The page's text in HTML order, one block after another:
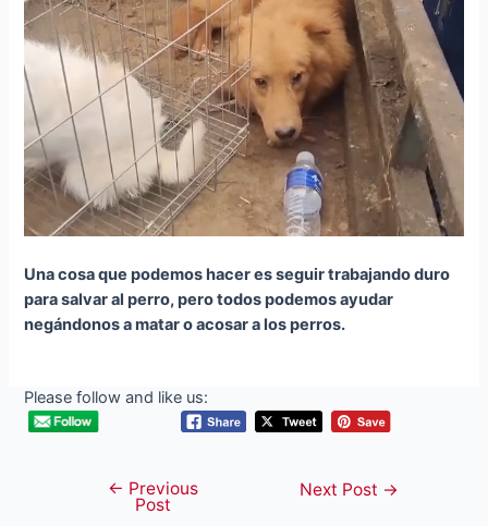
Una cosa que podemos hacer es seguir trabajando duro
para salvar al perro, pero todos podemos ayudar
negándonos a matar o acosar a los perros.
Please follow and like us:
navigation
← Previous
Post
Next Post →